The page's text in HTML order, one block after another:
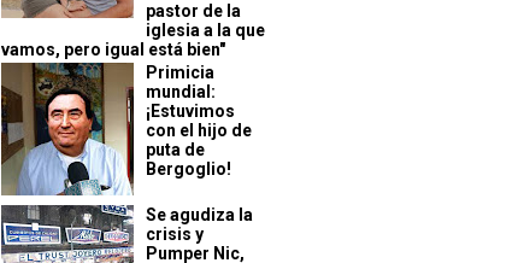
pastor de la
iglesia a la que
vamos, pero igual está bien"
Primicia
mundial:
¡Estuvimos
con el hijo de
puta de
Bergoglio!
Se agudiza la
crisis y
Pumper Nic,